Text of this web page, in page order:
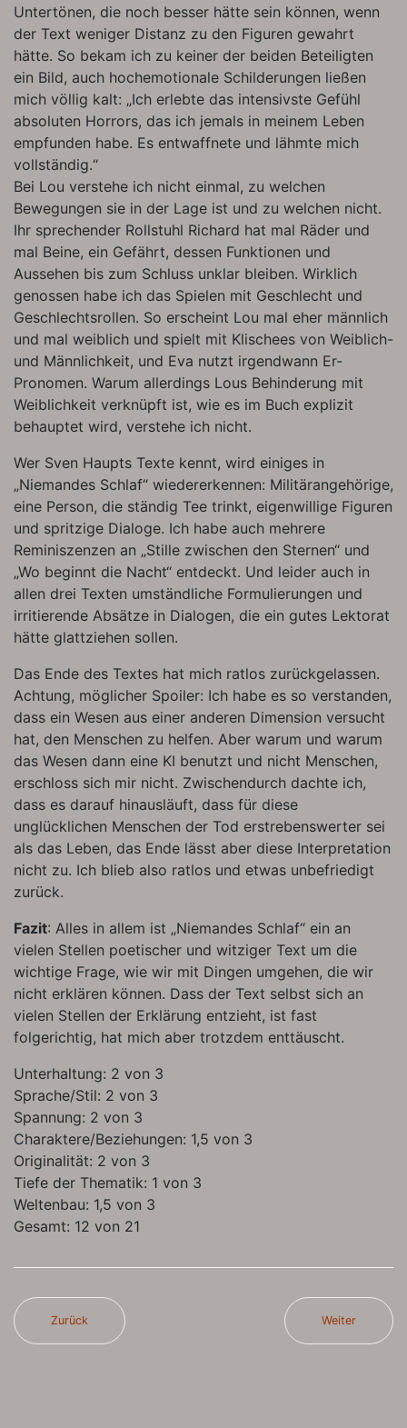
Untertönen, die noch besser hätte sein können, wenn
der Text weniger Distanz zu den Figuren gewahrt
hätte. So bekam ich zu keiner der beiden Beteiligten
ein Bild, auch hochemotionale Schilderungen ließen
mich völlig kalt: „Ich erlebte das intensivste Gefühl
absoluten Horrors, das ich jemals in meinem Leben
empfunden habe. Es entwaffnete und lähmte mich
vollständig.“
Bei Lou verstehe ich nicht einmal, zu welchen
Bewegungen sie in der Lage ist und zu welchen nicht.
Ihr sprechender Rollstuhl Richard hat mal Räder und
mal Beine, ein Gefährt, dessen Funktionen und
Aussehen bis zum Schluss unklar bleiben. Wirklich
genossen habe ich das Spielen mit Geschlecht und
Geschlechtsrollen. So erscheint Lou mal eher männlich
und mal weiblich und spielt mit Klischees von Weiblich-
und Männlichkeit, und Eva nutzt irgendwann Er-
Pronomen. Warum allerdings Lous Behinderung mit
Weiblichkeit verknüpft ist, wie es im Buch explizit
behauptet wird, verstehe ich nicht.
Wer Sven Haupts Texte kennt, wird einiges in
„Niemandes Schlaf“ wiedererkennen: Militärangehörige,
eine Person, die ständig Tee trinkt, eigenwillige Figuren
und spritzige Dialoge. Ich habe auch mehrere
Reminiszenzen an „Stille zwischen den Sternen“ und
„Wo beginnt die Nacht“ entdeckt. Und leider auch in
allen drei Texten umständliche Formulierungen und
irritierende Absätze in Dialogen, die ein gutes Lektorat
hätte glattziehen sollen.
Das Ende des Textes hat mich ratlos zurückgelassen.
Achtung, möglicher Spoiler: Ich habe es so verstanden,
dass ein Wesen aus einer anderen Dimension versucht
hat, den Menschen zu helfen. Aber warum und warum
das Wesen dann eine KI benutzt und nicht Menschen,
erschloss sich mir nicht. Zwischendurch dachte ich,
dass es darauf hinausläuft, dass für diese
unglücklichen Menschen der Tod erstrebenswerter sei
als das Leben, das Ende lässt aber diese Interpretation
nicht zu. Ich blieb also ratlos und etwas unbefriedigt
zurück.
Fazit: Alles in allem ist „Niemandes Schlaf“ ein an
vielen Stellen poetischer und witziger Text um die
wichtige Frage, wie wir mit Dingen umgehen, die wir
nicht erklären können. Dass der Text selbst sich an
vielen Stellen der Erklärung entzieht, ist fast
folgerichtig, hat mich aber trotzdem enttäuscht.
Unterhaltung: 2 von 3
Sprache/Stil: 2 von 3
Spannung: 2 von 3
Charaktere/Beziehungen: 1,5 von 3
Originalität: 2 von 3
Tiefe der Thematik: 1 von 3
Weltenbau: 1,5 von 3
Gesamt: 12 von 21
Zurück Weiter